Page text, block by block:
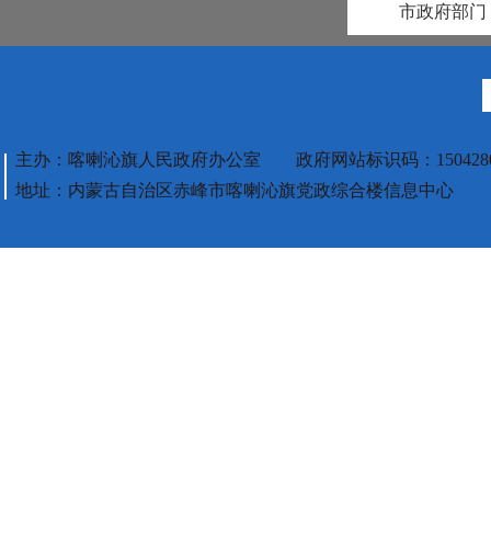
市政府部门
主办：喀喇沁旗人民政府办公室 政府网站标识码：
地址：内蒙古自治区赤峰市喀喇沁旗党政综合楼信息中心